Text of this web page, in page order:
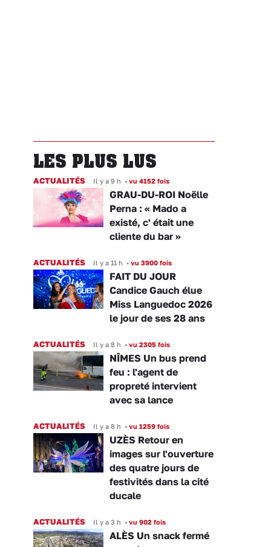
LES PLUS LUS
ACTUALITÉS Il y a 9 h • vu 4152 fois
GRAU-DU-ROI Noëlle
Perna : « Mado a
existé, c' était une
cliente du bar »
ACTUALITÉS Il y a 11 h • vu 3900 fois
FAIT DU JOUR
Candice Gauch élue
Miss Languedoc 2026
le jour de ses 28 ans
ACTUALITÉS Il y a 8 h • vu 2305 fois
NÎMES Un bus prend
feu : l'agent de
propreté intervient
avec sa lance
ACTUALITÉS Il y a 8 h • vu 1259 fois
UZÈS Retour en
images sur l'ouverture
des quatre jours de
festivités dans la cité
ducale
ACTUALITÉS Il y a 3 h • vu 902 fois
ALÈS Un snack fermé